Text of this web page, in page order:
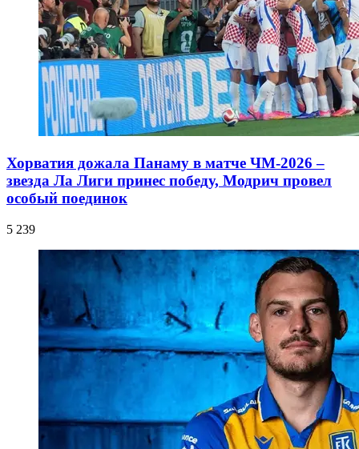
Хорватия дожала Панаму в матче ЧМ-2026 –
звезда Ла Лиги принес победу, Модрич провел
особый поединок
5 239